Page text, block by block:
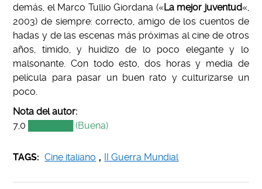
demás, el Marco Tullio Giordana («La mejor juventud«,
2003) de siempre: correcto, amigo de los cuentos de
hadas y de las escenas más próximas al cine de otros
años, tímido, y huidizo de lo poco elegante y lo
malsonante. Con todo esto, dos horas y media de
película para pasar un buen rato y culturizarse un
poco.
Nota del autor:
7,0
███████ (Buena)
TAGS: Cine italiano , II Guerra Mundial